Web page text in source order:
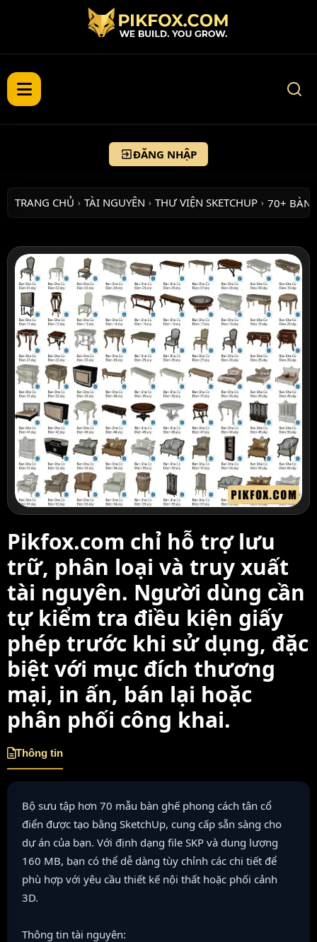
ĐĂNG NHẬP
TRANG CHỦ › TÀI NGUYÊN › THƯ VIỆN SKETCHUP › 70+ BÀN
Pikfox.com chỉ hỗ trợ lưu
trữ, phân loại và truy xuất
tài nguyên. Người dùng cần
tự kiểm tra điều kiện giấy
phép trước khi sử dụng, đặc
biệt với mục đích thương
mại, in ấn, bán lại hoặc
phân phối công khai.
Thông tin
Bộ sưu tập hơn 70 mẫu bàn ghế phong cách tân cổ
điển được tạo bằng SketchUp, cung cấp sẵn sàng cho
dự án của bạn. Với định dạng file SKP và dung lượng
160 MB, bạn có thể dễ dàng tùy chỉnh các chi tiết để
phù hợp với yêu cầu thiết kế nội thất hoặc phối cảnh
3D.
Thông tin tài nguyên: